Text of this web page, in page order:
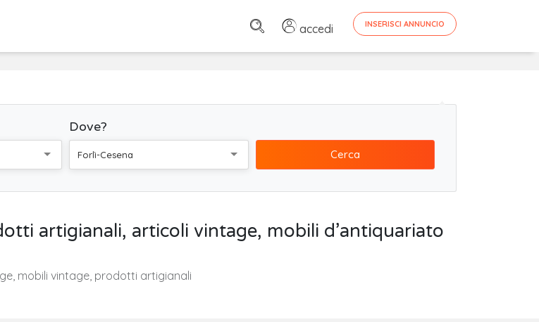
accedi INSERISCI ANNUNCIO
Dove?
Forlì-Cesena Cerca
artigianali, articoli vintage, mobili d’antiquariato
mobili vintage, prodotti artigianali